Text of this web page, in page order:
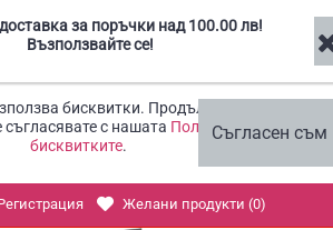
за поръчки над 100.00 лв!
Възползвайте се!
бисквитки. Продължавайки
съгласявате с нашата Политика за
бисквитките.
Съгласен съм
Желани продукти (0)